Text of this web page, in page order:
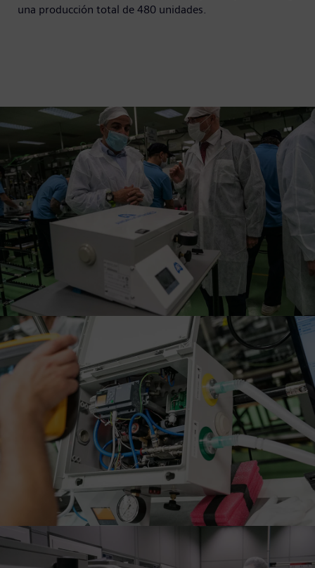
una producción total de 480 unidades.